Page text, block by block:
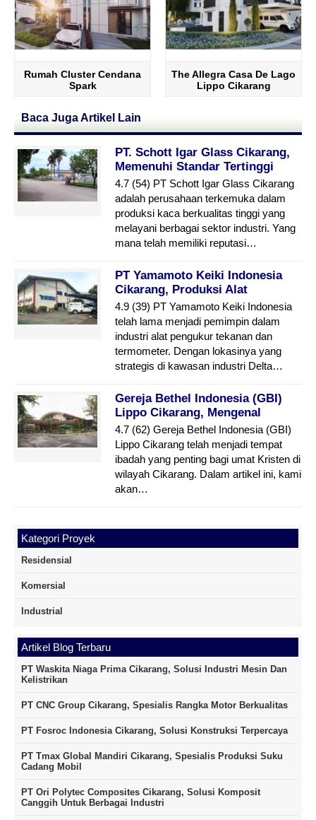
Rumah Cluster Cendana
Spark
The Allegra Casa De Lago
Lippo Cikarang
Baca Juga Artikel Lain
PT. Schott Igar Glass Cikarang,
Memenuhi Standar Tertinggi
Dalam Industri Kaca
4.7 (54) PT Schott Igar Glass Cikarang
adalah perusahaan terkemuka dalam
produksi kaca berkualitas tinggi yang
melayani berbagai sektor industri. Yang
mana telah memiliki reputasi…
PT Yamamoto Keiki Indonesia
Cikarang, Produksi Alat
Pengukur Tekanan & Termometer
4.9 (39) PT Yamamoto Keiki Indonesia
telah lama menjadi pemimpin dalam
industri alat pengukur tekanan dan
termometer. Dengan lokasinya yang
strategis di kawasan industri Delta…
Gereja Bethel Indonesia (GBI)
Lippo Cikarang, Mengenal
Sejarah
4.7 (62) Gereja Bethel Indonesia (GBI)
Lippo Cikarang telah menjadi tempat
ibadah yang penting bagi umat Kristen di
wilayah Cikarang. Dalam artikel ini, kami
akan…
Kategori Proyek
Residensial
Komersial
Industrial
Artikel Blog Terbaru
PT Waskita Niaga Prima Cikarang, Solusi Industri Mesin Dan
Kelistrikan
PT CNC Group Cikarang, Spesialis Rangka Motor Berkualitas
PT Fosroc Indonesia Cikarang, Solusi Konstruksi Terpercaya
PT Tmax Global Mandiri Cikarang, Spesialis Produksi Suku
Cadang Mobil
PT Ori Polytec Composites Cikarang, Solusi Komposit
Canggih Untuk Berbagai Industri